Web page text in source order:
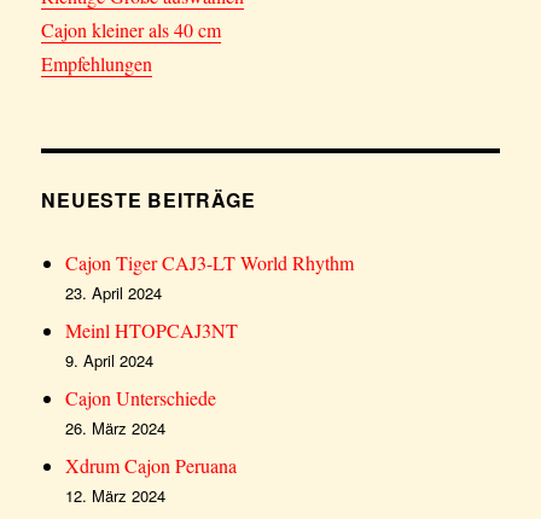
Cajon kleiner als 40 cm
Empfehlungen
NEUESTE BEITRÄGE
Cajon Tiger CAJ3-LT World Rhythm
23. April 2024
Meinl HTOPCAJ3NT
9. April 2024
Cajon Unterschiede
26. März 2024
Xdrum Cajon Peruana
12. März 2024